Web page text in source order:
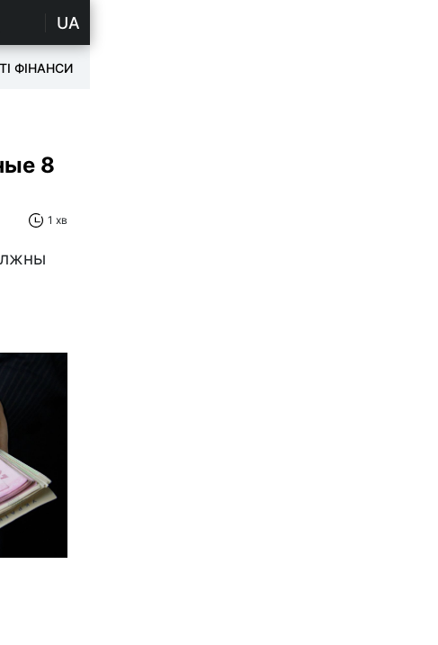
UA
ФІНАНСИ
8
1 хв